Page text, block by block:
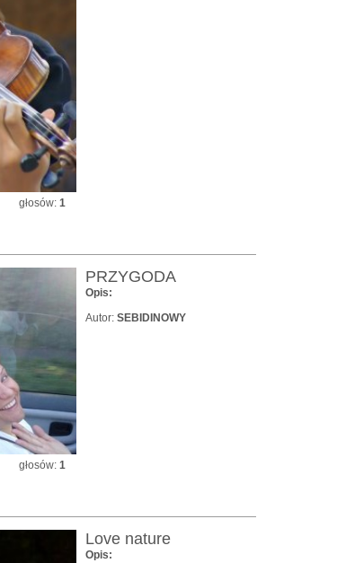
głosów: 1
głosów: 1
PRZYGODA
Opis:
Autor: SEBIDINOWY
Love nature
Opis: